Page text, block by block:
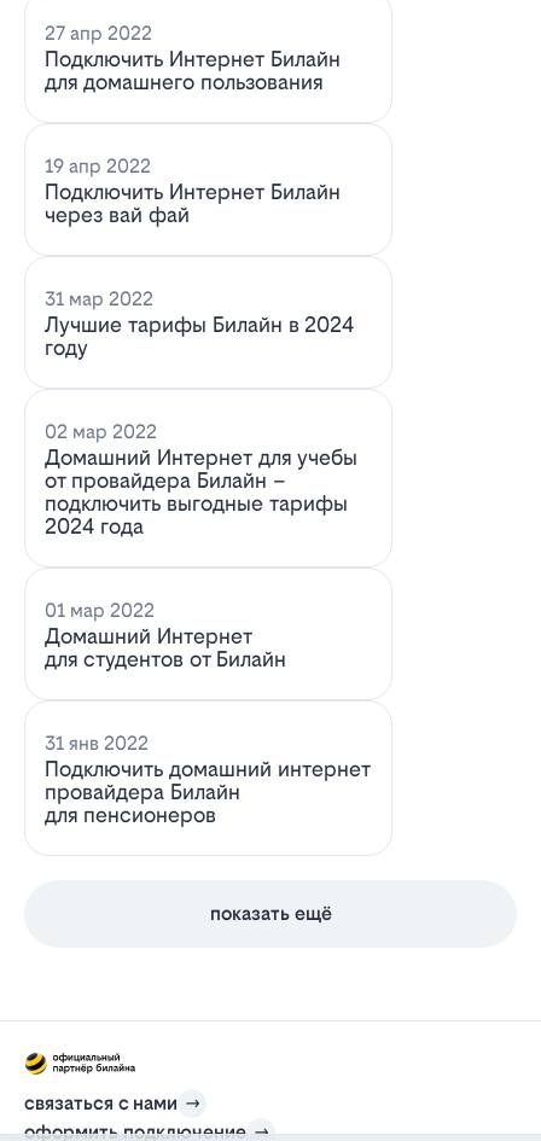
27 апр 2022
Подключить Интернет Билайн
для домашнего пользования
19 апр 2022
Подключить Интернет Билайн
через вай фай
31 мар 2022
Лучшие тарифы Билайн в 2024
году
02 мар 2022
Домашний Интернет для учебы
от провайдера Билайн –
подключить выгодные тарифы
2024 года
01 мар 2022
Домашний Интернет
для студентов от Билайн
31 янв 2022
Подключить домашний интернет
провайдера Билайн
для пенсионеров
показать ещё
связаться с нами
оформить подключение